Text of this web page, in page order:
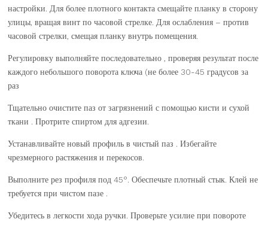
настройки. Для более плотного контакта смещайте планку в сторону
улицы, вращая винт по часовой стрелке. Для ослабления – против
часовой стрелки, смещая планку внутрь помещения.
Регулировку выполняйте последовательно , проверяя результат после
каждого небольшого поворота ключа (не более 30-45 градусов за
раз
Тщательно очистите паз от загрязнений с помощью кисти и сухой
ткани . Протрите спиртом для адгезии.
Устанавливайте новый профиль в чистый паз . Избегайте
чрезмерного растяжения и перекосов.
Выполните рез профиля под 45°. Обеспечьте плотный стык. Клей не
требуется при чистом пазе .
Убедитесь в легкости хода ручки. Проверьте усилие при повороте